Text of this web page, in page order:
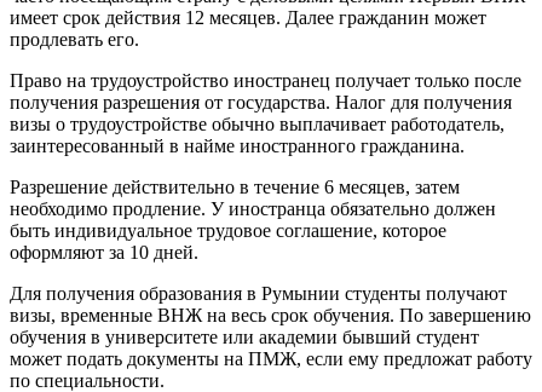
имеет срок действия 12 месяцев. Далее гражданин может
продлевать его.
Право на трудоустройство иностранец получает только после
получения разрешения от государства. Налог для получения
визы о трудоустройстве обычно выплачивает работодатель,
заинтересованный в найме иностранного гражданина.
Разрешение действительно в течение 6 месяцев, затем
необходимо продление. У иностранца обязательно должен
быть индивидуальное трудовое соглашение, которое
оформляют за 10 дней.
Для получения образования в Румынии студенты получают
визы, временные ВНЖ на весь срок обучения. По завершению
обучения в университете или академии бывший студент
может подать документы на ПМЖ, если ему предложат работу
по специальности.